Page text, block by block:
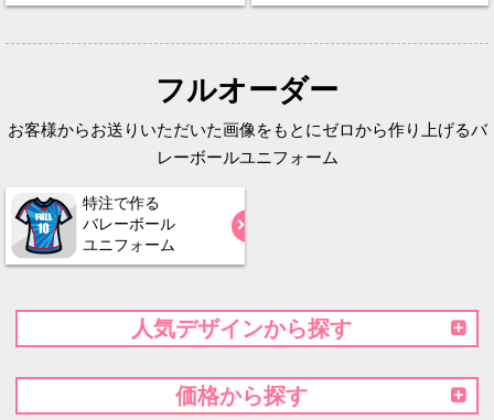
フルオーダー
お客様からお送りいただいた画像をもとにゼロから作り上げるバ
レーボールユニフォーム
特注で作る
バレーボール
ユニフォーム
人気デザインから探す
価格から探す